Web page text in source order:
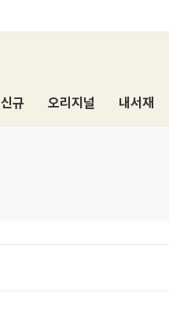
신규 오리지널 내서재